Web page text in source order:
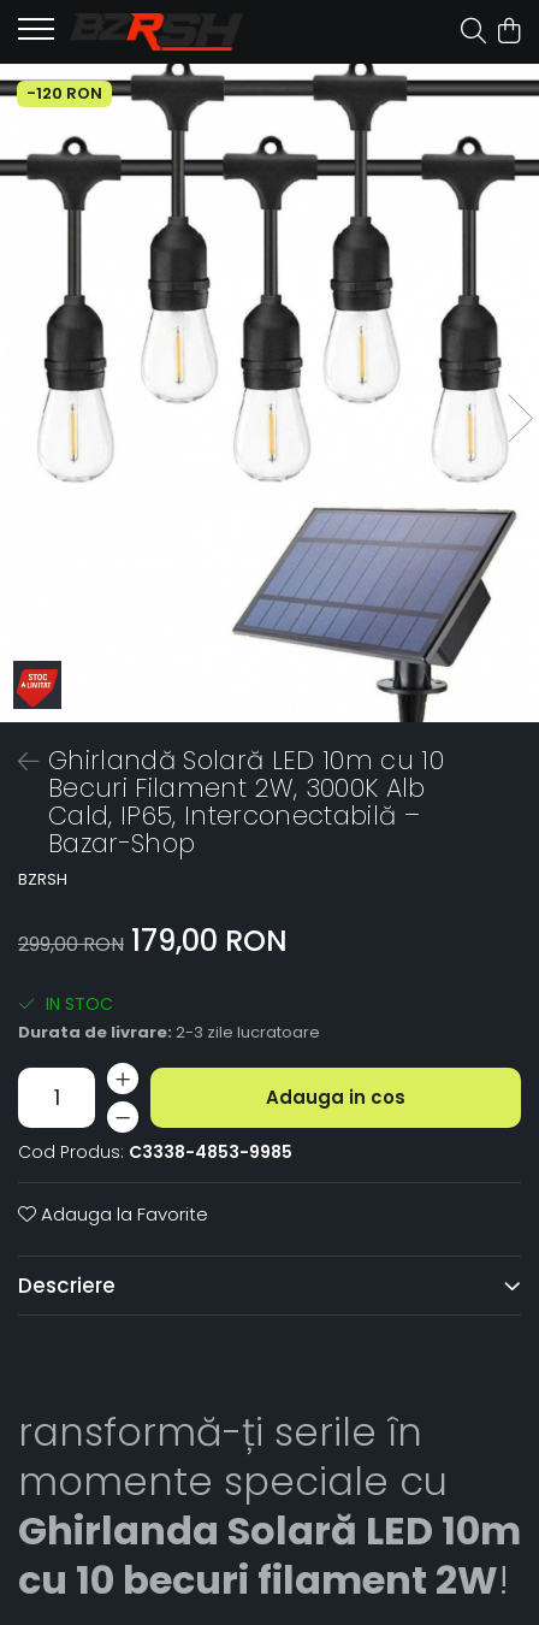
-120 RON
Ghirlandă Solară LED 10m cu 10
Becuri Filament 2W, 3000K Alb
Cald, IP65, Interconectabilă –
Bazar-Shop
BZRSH
299,00 RON 179,00 RON
IN STOC
Durata de livrare: 2-3 zile lucratoare
Adauga in cos
Cod Produs: C3338-4853-9985
Adauga la Favorite
Descriere
ransformă-ți serile în
momente speciale cu
Ghirlanda Solară LED 10m
cu 10 becuri filament 2W!